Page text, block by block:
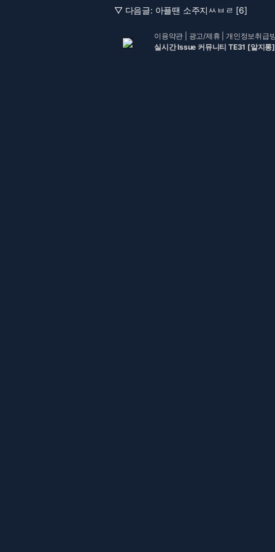
▽ 다음글: 아플땐 소주지ㅆㅂㄹ [6]
이용약관 광고/제휴 |개인정보취급
실시간 Issue 커뮤니티 TE31 [알지